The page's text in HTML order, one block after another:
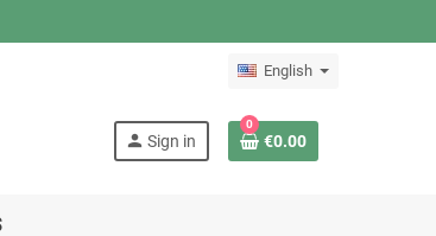
English
person Sign in
0
€0.00